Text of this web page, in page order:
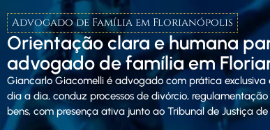
Advogado de Família em Florianópolis
Orientação clara e humana
advogado de família em
Giancarlo Giacomelli é advogado com prática exclusiva
dia a dia, conduz processos de divórcio,
bens, com presença ativa junto ao Tribunal de Justiça